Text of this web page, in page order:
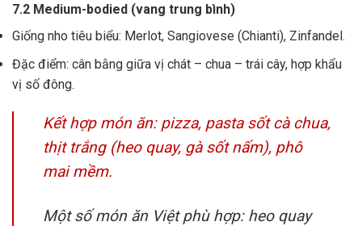
7.2 Medium-bodied (vang trung bình)
Giống nho tiêu biểu: Merlot, Sangiovese (Chianti), Zinfandel.
Đặc điểm: cân bằng giữa vị chát – chua – trái cây, hợp khẩu
vị số đông.
Kết hợp món ăn: pizza, pasta sốt cà chua,
thịt trắng (heo quay, gà sốt nấm), phô
mai mềm.
Một số món ăn Việt phù hợp: heo quay